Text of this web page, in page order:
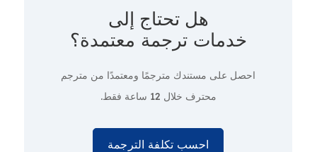
هل تحتاج إلى
خدمات ترجمة معتمدة؟
احصل على مستندك مترجمًا ومعتمدًا من مترجم
محترف خلال 12 ساعة فقط.
احسب تكلفة الترجمة